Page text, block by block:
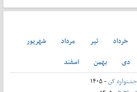
خرداد تير مرداد
شهريور
دی بهمن
اسفند
کن- ۱۴۰۵